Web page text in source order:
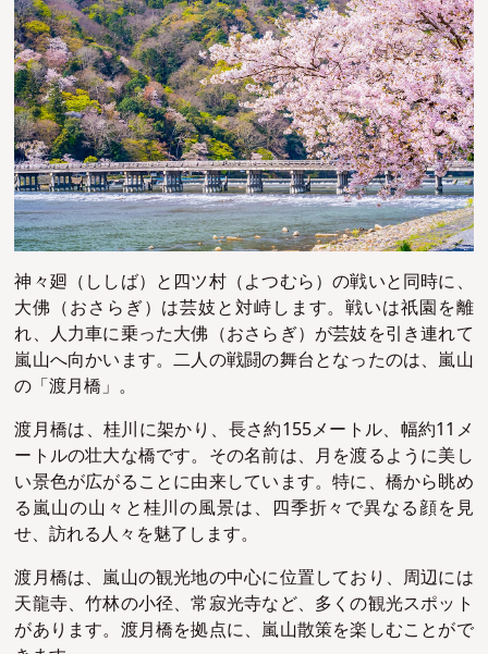
神々廻（ししば）と四ツ村（よつむら）の戦いと同時に、
大佛（おさらぎ）は芸妓と対峙します。戦いは祇園を離
れ、人力車に乗った大佛（おさらぎ）が芸妓を引き連れて
嵐山へ向かいます。二人の戦闘の舞台となったのは、嵐山
の「渡月橋」。
渡月橋は、桂川に架かり、長さ約155メートル、幅約11メ
ートルの壮大な橋です。その名前は、月を渡るように美し
い景色が広がることに由来しています。特に、橋から眺め
る嵐山の山々と桂川の風景は、四季折々で異なる顔を見
せ、訪れる人々を魅了します。
渡月橋は、嵐山の観光地の中心に位置しており、周辺には
天龍寺、竹林の小径、常寂光寺など、多くの観光スポット
があります。渡月橋を拠点に、嵐山散策を楽しむことがで